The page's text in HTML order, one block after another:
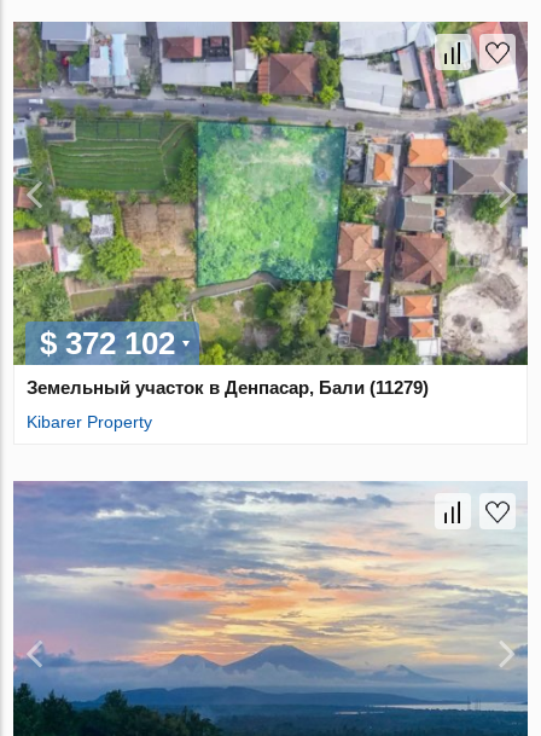
$ 372 102
Земельный участок в Денпасар, Бали (11279)
Kibarer Property